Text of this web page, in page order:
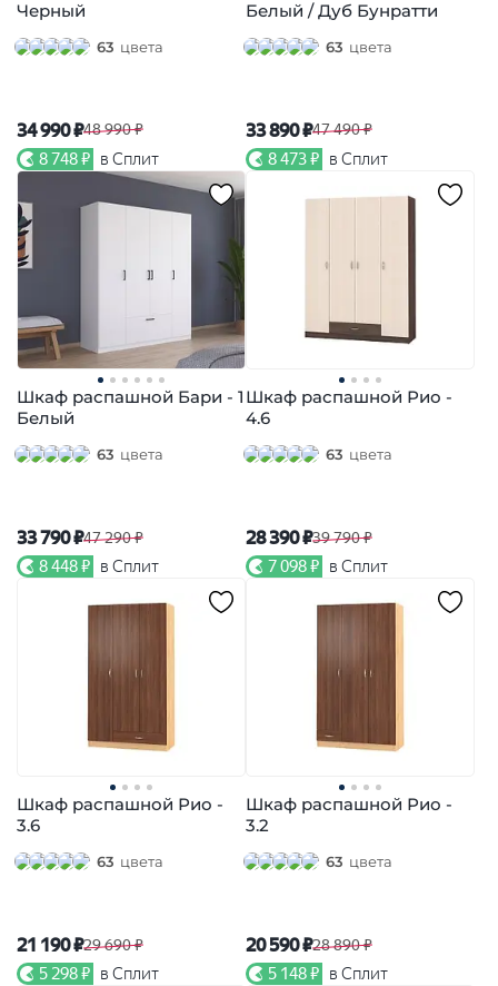
Черный
63 цвета
34 990 ₽48 990 ₽
8 748 ₽ в Сплит
Белый / Дуб Бунратти
63 цвета
33 890 ₽47 490 ₽
8 473 ₽ в Сплит
Шкаф распашной Бари - 1
Белый
63 цвета
33 790 ₽47 290 ₽
8 448 ₽ в Сплит
Шкаф распашной Рио -
4.6
63 цвета
28 390 ₽39 790 ₽
7 098 ₽ в Сплит
Шкаф распашной Рио -
3.6
63 цвета
21 190 ₽29 690 ₽
5 298 ₽ в Сплит
Шкаф распашной Рио -
3.2
63 цвета
20 590 ₽28 890 ₽
5 148 ₽ в Сплит